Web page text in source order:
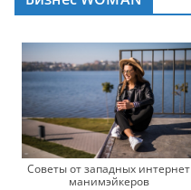
Советы от западных интернет
манимэйкеров